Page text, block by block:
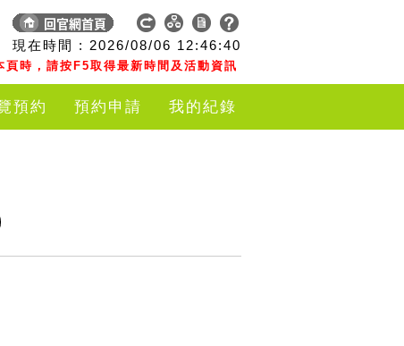
現在時間 : 2026/08/06 12:46:40
頁時，請按F5取得最新時間及活動資訊
預約 預約申請 我的紀錄